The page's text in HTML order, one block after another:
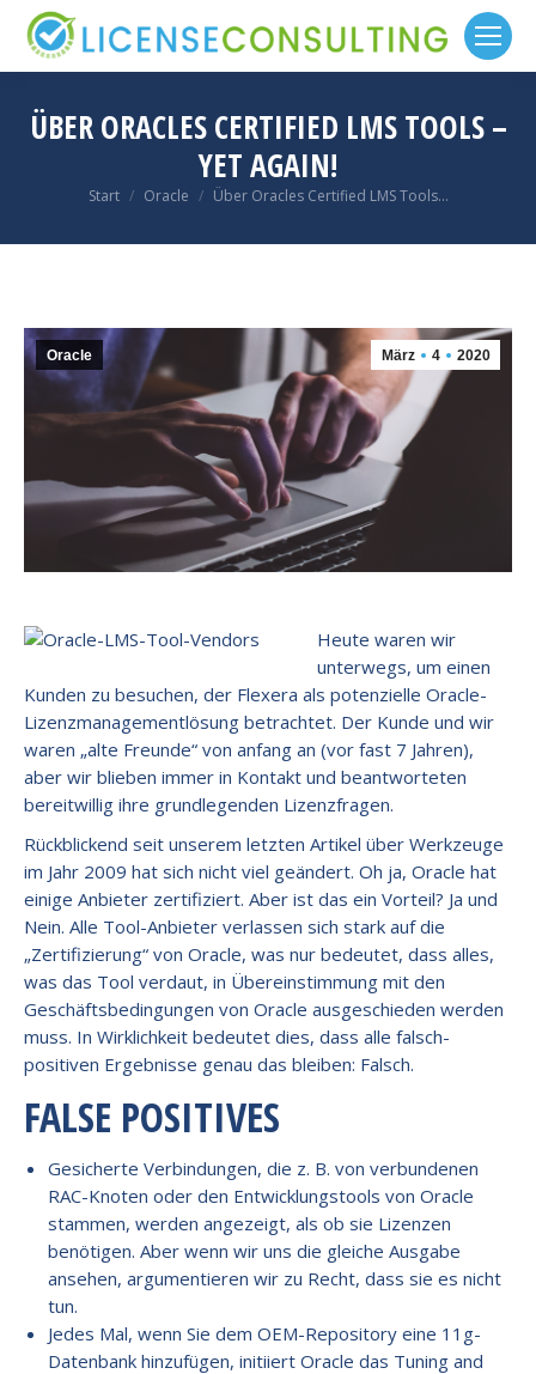
ÜBER ORACLES CERTIFIED LMS TOOLS –
YET AGAIN!
Sie befinden sich hier:
Start Oracle Über Oracles Certified LMS Tools…
März 4 2020
Oracle
Heute waren wir
unterwegs, um einen
Kunden zu besuchen, der Flexera als potenzielle Oracle-
Lizenzmanagementlösung betrachtet. Der Kunde und wir
waren „alte Freunde“ von anfang an (vor fast 7 Jahren),
aber wir blieben immer in Kontakt und beantworteten
bereitwillig ihre grundlegenden Lizenzfragen.
Rückblickend seit unserem letzten Artikel über Werkzeuge
im Jahr 2009 hat sich nicht viel geändert. Oh ja, Oracle hat
einige Anbieter zertifiziert. Aber ist das ein Vorteil? Ja und
Nein. Alle Tool-Anbieter verlassen sich stark auf die
„Zertifizierung“ von Oracle, was nur bedeutet, dass alles,
was das Tool verdaut, in Übereinstimmung mit den
Geschäftsbedingungen von Oracle ausgeschieden werden
muss. In Wirklichkeit bedeutet dies, dass alle falsch-
positiven Ergebnisse genau das bleiben: Falsch.
FALSE POSITIVES
Gesicherte Verbindungen, die z. B. von verbundenen
RAC-Knoten oder den Entwicklungstools von Oracle
stammen, werden angezeigt, als ob sie Lizenzen
benötigen. Aber wenn wir uns die gleiche Ausgabe
ansehen, argumentieren wir zu Recht, dass sie es nicht
tun.
Jedes Mal, wenn Sie dem OEM-Repository eine 11g-
Datenbank hinzufügen, initiiert Oracle das Tuning and